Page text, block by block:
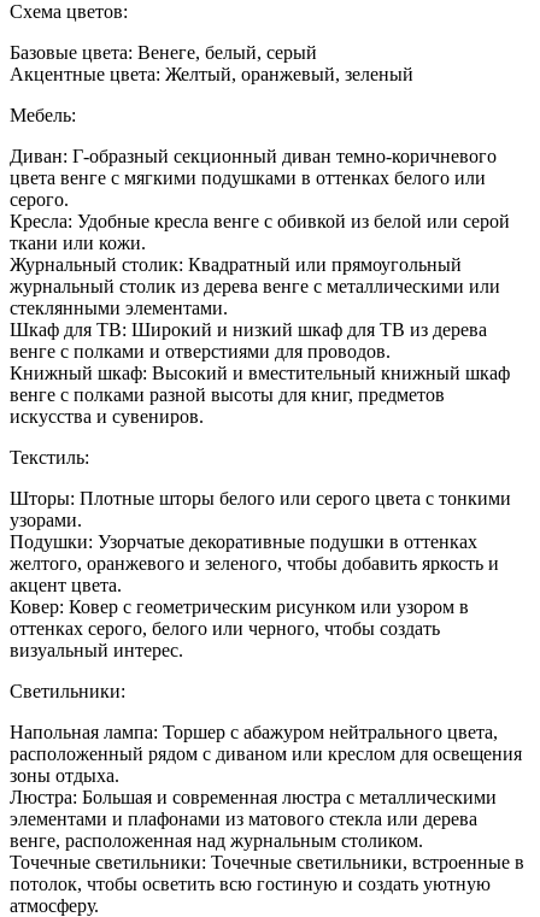
Схема цветов:
Базовые цвета: Венеге, белый, серый
Акцентные цвета: Желтый, оранжевый, зеленый
Мебель:
Диван: Г-образный секционный диван темно-коричневого
цвета венге с мягкими подушками в оттенках белого или
серого.
Кресла: Удобные кресла венге с обивкой из белой или серой
ткани или кожи.
Журнальный столик: Квадратный или прямоугольный
журнальный столик из дерева венге с металлическими или
стеклянными элементами.
Шкаф для ТВ: Широкий и низкий шкаф для ТВ из дерева
венге с полками и отверстиями для проводов.
Книжный шкаф: Высокий и вместительный книжный шкаф
венге с полками разной высоты для книг, предметов
искусства и сувениров.
Текстиль:
Шторы: Плотные шторы белого или серого цвета с тонкими
узорами.
Подушки: Узорчатые декоративные подушки в оттенках
желтого, оранжевого и зеленого, чтобы добавить яркость и
акцент цвета.
Ковер: Ковер с геометрическим рисунком или узором в
оттенках серого, белого или черного, чтобы создать
визуальный интерес.
Светильники:
Напольная лампа: Торшер с абажуром нейтрального цвета,
расположенный рядом с диваном или креслом для освещения
зоны отдыха.
Люстра: Большая и современная люстра с металлическими
элементами и плафонами из матового стекла или дерева
венге, расположенная над журнальным столиком.
Точечные светильники: Точечные светильники, встроенные в
потолок, чтобы осветить всю гостиную и создать уютную
атмосферу.